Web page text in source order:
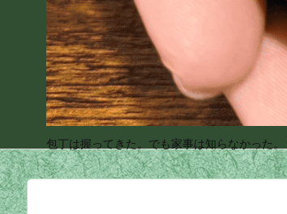
包丁は握ってきた。でも家事は知らなかった